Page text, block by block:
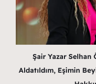
Şair Yazar Selhan
Aldatıldım, Eşimin